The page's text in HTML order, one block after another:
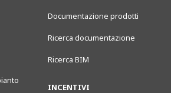
Documentazione prodotti
Ricerca documentazione
Ricerca BIM
INCENTIVI